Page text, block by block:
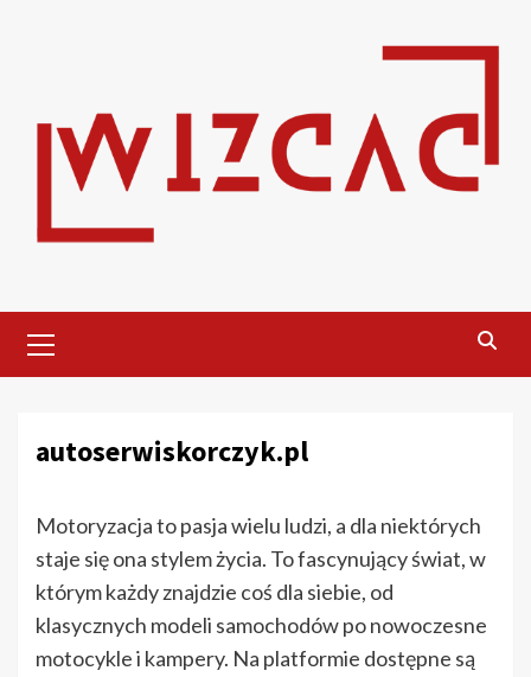
Menu
autoserwiskorczyk.pl
Motoryzacja to pasja wielu ludzi, a dla niektórych
staje się ona stylem życia. To fascynujący świat, w
którym każdy znajdzie coś dla siebie, od
klasycznych modeli samochodów po nowoczesne
motocykle i kampery. Na platformie dostępne są